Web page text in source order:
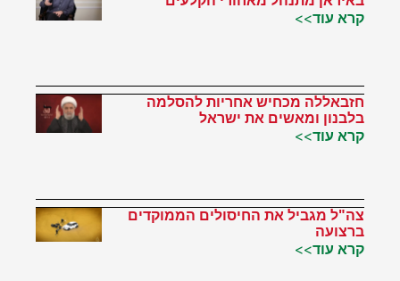
קרא עוד>>
חזבאללה מכחיש אחריות להסלמה
בלבנון ומאשים את ישראל
קרא עוד>>
צה"ל מגביל את החיסולים הממוקדים
ברצועה
קרא עוד>>